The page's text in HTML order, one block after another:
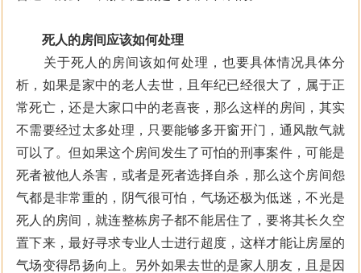
死人的房间应该如何处理
关于死人的房间该如何处理，也要具体情况具体分
析，如果是家中的老人去世，且年纪已经很大了，属于正
常死亡，还是大家口中的老喜丧，那么这样的房间，其实
不需要经过太多处理，只要能够多开窗开门，通风散气就
可以了。但如果这个房间发生了可怕的刑事案件，可能是
死者被他人杀害，或者是死者选择自杀，那么这个房间怨
气都是非常重的，阴气很可怕，气场还极为低迷，不光是
死人的房间，就连整栋房子都不能居住了，要将其长久空
置下来，最好寻求专业人士进行超度，这样才能让房屋的
气场变得昂扬向上。另外如果去世的是家人朋友，且是因